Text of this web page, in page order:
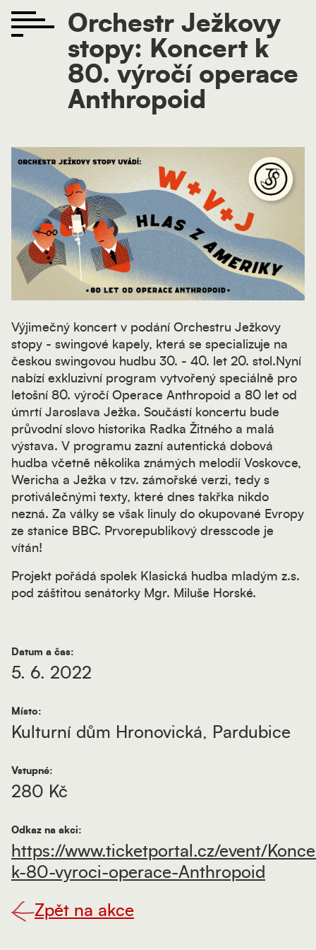
Orchestr Ježkovy
stopy: Koncert k
80. výročí operace
Anthropoid
Výjimečný koncert v podání Orchestru Ježkovy
stopy - swingové kapely, která se specializuje na
českou swingovou hudbu 30. - 40. let 20. stol.Nyní
nabízí exkluzivní program vytvořený speciálně pro
letošní 80. výročí Operace Anthropoid a 80 let od
úmrtí Jaroslava Ježka. Součástí koncertu bude
průvodní slovo historika Radka Žitného a malá
výstava. V programu zazní autentická dobová
hudba včetně několika známých melodií Voskovce,
Wericha a Ježka v tzv. zámořské verzi, tedy s
protiválečnými texty, které dnes takřka nikdo
nezná. Za války se však linuly do okupované Evropy
ze stanice BBC. Prvorepublikový dresscode je
vítán!
Projekt pořádá spolek Klasická hudba mladým z.s.
pod záštitou senátorky Mgr. Miluše Horské.
Datum a čas:
5. 6. 2022
Místo:
Kulturní dům Hronovická, Pardubice
Vstupné:
280 Kč
Odkaz na akci:
https://www.ticketportal.cz/event/
k-80-vyroci-operace-Anthropoid
Zpět na akce